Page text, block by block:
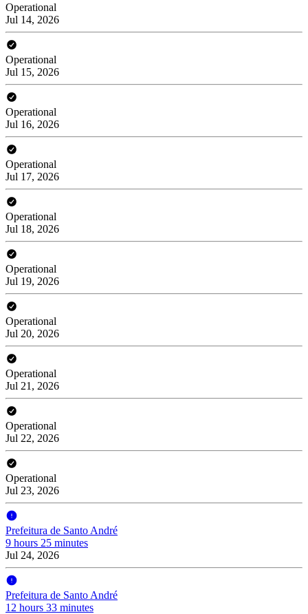
Operational
Jul 14, 2026
Operational
Jul 15, 2026
Operational
Jul 16, 2026
Operational
Jul 17, 2026
Operational
Jul 18, 2026
Operational
Jul 19, 2026
Operational
Jul 20, 2026
Operational
Jul 21, 2026
Operational
Jul 22, 2026
Operational
Jul 23, 2026
Prefeitura de Santo André
9 hours 25 minutes
Jul 24, 2026
Prefeitura de Santo André
12 hours 33 minutes